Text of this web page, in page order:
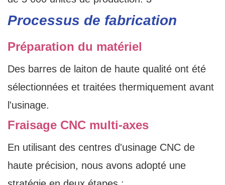
Processus de fabrication
Préparation du matériel
Des barres de laiton de haute qualité ont été
sélectionnées et traitées thermiquement avant
l'usinage.
Fraisage CNC multi-axes
En utilisant des centres d'usinage CNC de
haute précision, nous avons adopté une